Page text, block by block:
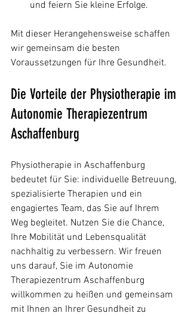
und feiern Sie kleine Erfolge.
Mit dieser Herangehensweise schaffen
wir gemeinsam die besten
Voraussetzungen für Ihre Gesundheit.
Die Vorteile der Physiotherapie im
Autonomie Therapiezentrum
Aschaffenburg
Physiotherapie in Aschaffenburg
bedeutet für Sie: individuelle Betreuung,
spezialisierte Therapien und ein
engagiertes Team, das Sie auf Ihrem
Weg begleitet. Nutzen Sie die Chance,
Ihre Mobilität und Lebensqualität
nachhaltig zu verbessern. Wir freuen
uns darauf, Sie im Autonomie
Therapiezentrum Aschaffenburg
willkommen zu heißen und gemeinsam
mit Ihnen an Ihrer Gesundheit zu